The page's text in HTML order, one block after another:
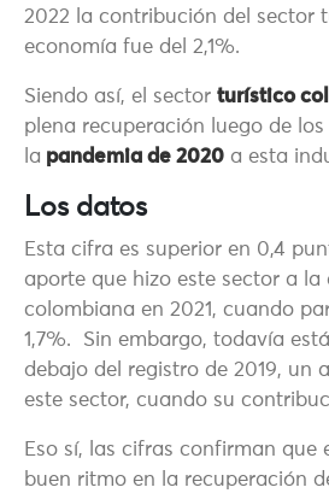
2022 la contribución del sector
economía fue del 2,1%.
Siendo así, el sector turístico
plena recuperación luego de
la pandemia de 2020 a esta
Los datos
Esta cifra es superior en 0,4
aporte que hizo este sector a la
colombiana en 2021, cuando
1,7%. Sin embargo, todavía
debajo del registro de 2019, un
este sector, cuando su
Eso sí, las cifras confirman que
buen ritmo en la recuperación